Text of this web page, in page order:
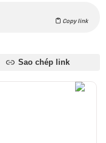
Copy link
Sao chép link